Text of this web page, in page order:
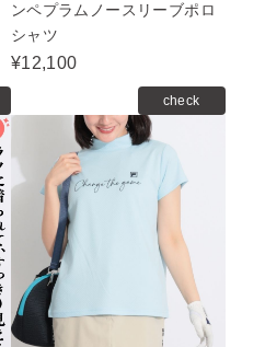
ンペプラムノースリーブポロ
シャツ
¥12,100
check